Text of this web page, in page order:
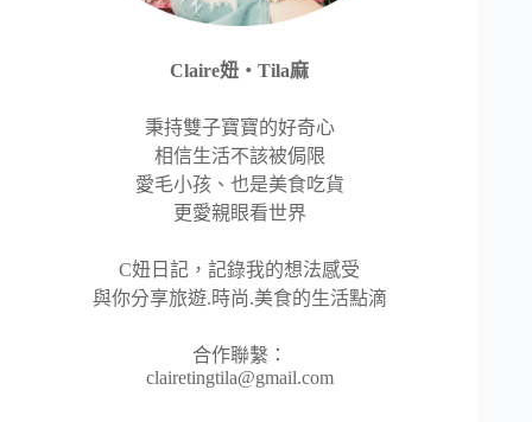
Claire妞‧Tila麻
秉持雙子寶寶的好奇心
相信生活不該被侷限
愛毛小孩、也是美食吃貨
更愛親眼看世界
C妞日記，記錄我的想法感受
與你分享旅遊.時尚.美食的生活點滴
合作聯繫：
clairetingtila@gmail.com